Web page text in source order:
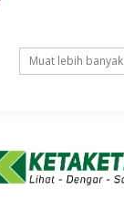
Muat lebih banyak